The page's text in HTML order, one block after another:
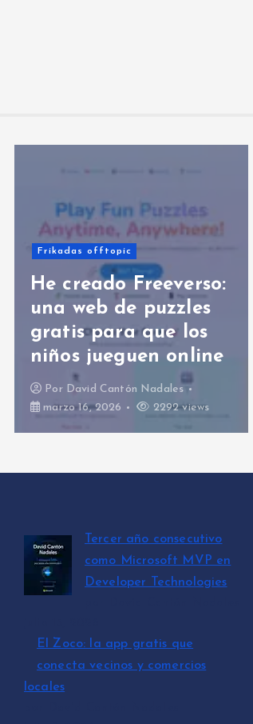
Frikadas offtopic
He creado Freeverso:
una web de puzzles
gratis para que los
niños jueguen online
David Cantón Nadales
marzo 16, 2026
2292 views
Tercer año consecutivo
como Microsoft MVP en
Developer Technologies
El Zoco: la app gratis que
conecta vecinos y comercios
locales